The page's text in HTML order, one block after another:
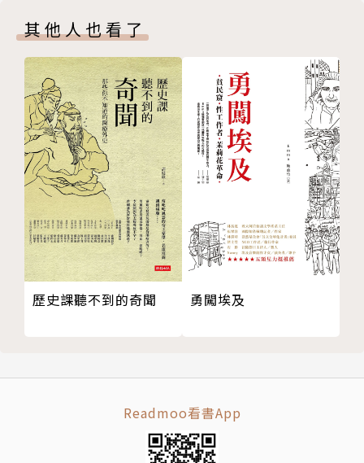
e）登上《紐約時報》暢銷榜，更以《純真的盡頭：AI
DS在英國》（The End of Innocence: Britain in th
e Time of AIDS）榮獲毛姆獎。
譯者簡介
鄭郁欣
師大譯研所畢，喜歡想像、喜歡文字、喜歡講故事的兼
第十五章 皮女士與A到Z地圖
地圖大小事──最大的地圖：貝克的倫敦地鐵路線圖
第十六章 一手掌握的地圖：旅遊指南簡史
地圖大小事──巴利無法摺疊的口袋地圖
第十七章 北非諜影、哈利波特以及珍妮佛．安妮斯頓
住的地方
地圖大小事──一場刺激逐兔的化裝舞會
第十八章 如何製作巨型地球儀
地圖大小事──邱吉爾的地圖室
第十九章 最大的地圖商，最大的地圖賊
地圖大小事──女人看不懂地圖。噢，真的嗎？
第二十章 把車開進湖裡：衛星導航系統如何將世界裝
進盒子裡
尾聲 即時且不間斷，無處不在的自我地圖
其他人也看了
歷史課聽不到的奇聞 勇闖埃及
Readmoo看書App